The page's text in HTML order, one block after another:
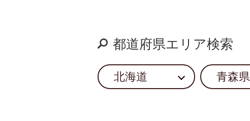
都道府県エリア検索
北海道 青森県